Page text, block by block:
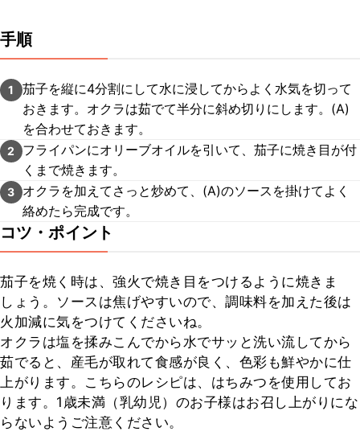
手順
1
茄子を縦に4分割にして水に浸してからよく水気を切って
おきます。オクラは茹でて半分に斜め切りにします。(A)
を合わせておきます。
2
フライパンにオリーブオイルを引いて、茄子に焼き目が付
くまで焼きます。
3
オクラを加えてさっと炒めて、(A)のソースを掛けてよく
絡めたら完成です。
コツ・ポイント
茄子を焼く時は、強火で焼き目をつけるように焼きま
しょう。ソースは焦げやすいので、調味料を加えた後は
火加減に気をつけてくださいね。
オクラは塩を揉みこんでから水でサッと洗い流してから
茹でると、産毛が取れて食感が良く、色彩も鮮やかに仕
上がります。こちらのレシピは、はちみつを使用してお
ります。1歳未満（乳幼児）のお子様はお召し上がりにな
らないようご注意ください。